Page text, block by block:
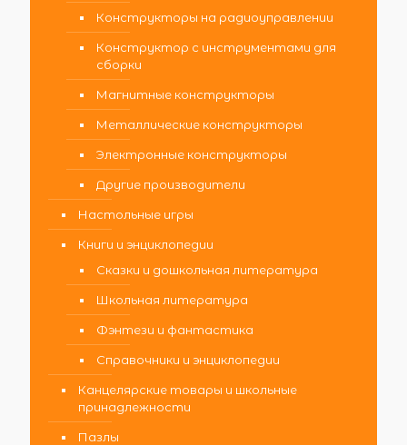
Конструкторы на радиоуправлении
Конструктор с инструментами для
сборки
Магнитные конструкторы
Металлические конструкторы
Электронные конструкторы
Другие производители
Настольные игры
Книги и энциклопедии
Сказки и дошкольная литература
Школьная литература
Фэнтези и фантастика
Справочники и энциклопедии
Канцелярские товары и школьные
принадлежности
Пазлы